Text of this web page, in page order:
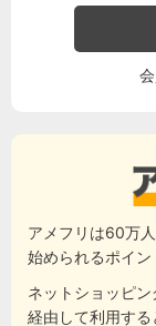
アメフリは60万
始められるポイン
ネットショッピ
経由して利用する